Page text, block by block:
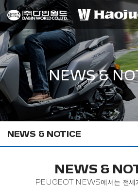
NEWS &
NEWS & NOTICE
NEWS &
PEUGEOT NEWS에서는 전